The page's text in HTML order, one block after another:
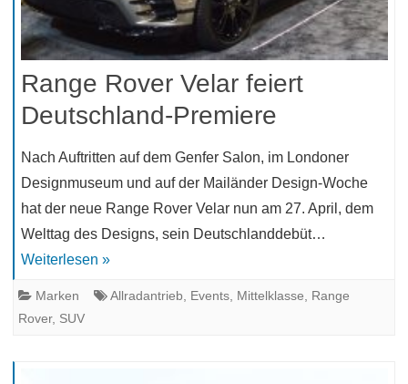
Range Rover Velar feiert
Deutschland-Premiere
Nach Auftritten auf dem Genfer Salon, im Londoner
Designmuseum und auf der Mailänder Design-Woche
hat der neue Range Rover Velar nun am 27. April, dem
Welttag des Designs, sein Deutschlanddebüt…
Weiterlesen »
Marken Allradantrieb Events Mittelklasse
Range
Rover, SUV